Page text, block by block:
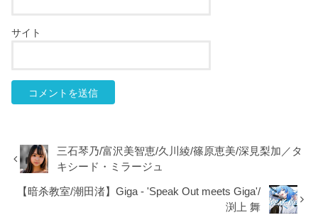
サイト
三石琴乃/富沢美智恵/久川綾/篠原恵美/深見梨加／タ
キシード・ミラージュ
【暗杀教室/潮田渚】Giga - 'Speak Out meets Giga'/
渕上 舞